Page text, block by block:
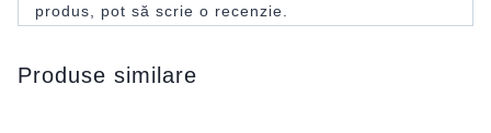
produs, pot să scrie o recenzie.
Produse similare